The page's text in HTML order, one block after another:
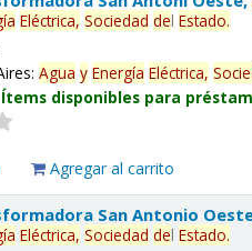
Eléctrica, Sociedad delEstado.
Agua y Energía Eléctrica,
Ítems disponibles para
Agregar al carrito
San Antonio
Eléctrica, Sociedad delEstado.